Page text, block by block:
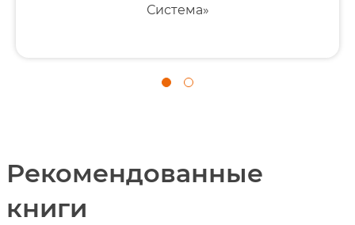
Система»
Рекомендованные
книги